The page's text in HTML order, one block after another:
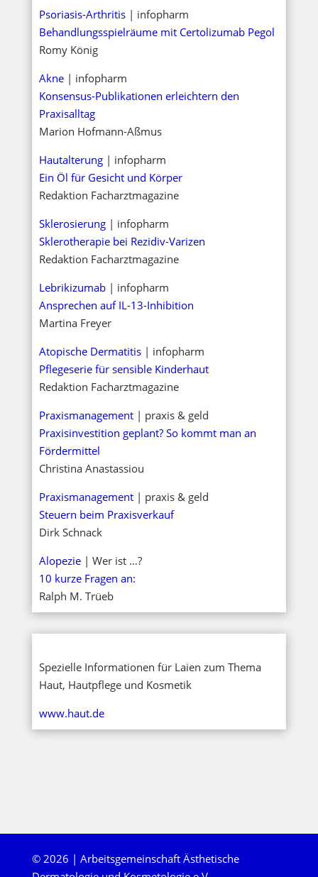
Psoriasis-Arthritis| infopharm
Behandlungsspielräume mit Certolizumab Pegol
Romy König
Akne| infopharm
Konsensus-Publikationen erleichtern den
Praxisalltag
Marion Hofmann-Aßmus
Hautalterung| infopharm
Ein Öl für Gesicht und Körper
Redaktion Facharztmagazine
Sklerosierung| infopharm
Sklerotherapie bei Rezidiv-Varizen
Redaktion Facharztmagazine
Lebrikizumab| infopharm
Ansprechen auf IL-13-Inhibition
Martina Freyer
Atopische Dermatitis| infopharm
Pflegeserie für sensible Kinderhaut
Redaktion Facharztmagazine
Praxismanagement| praxis & geld
Praxisinvestition geplant? So kommt man an
Fördermittel
Christina Anastassiou
Praxismanagement| praxis & geld
Steuern beim Praxisverkauf
Dirk Schnack
Alopezie| Wer ist …?
10 kurze Fragen an:
Ralph M. Trüeb
Spezielle Informationen für Laien zum Thema
Haut, Hautpflege und Kosmetik
www.haut.de
© 2026 | Arbeitsgemeinschaft Ästhetische